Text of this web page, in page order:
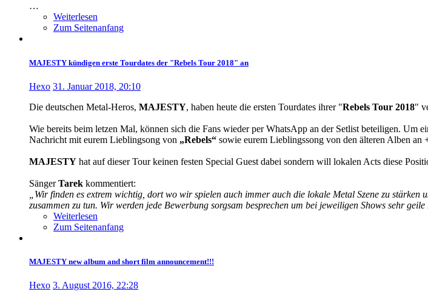
…
Weiterlesen
Zum Seitenanfang
MAJESTY kündigen erste Tourdates der "Rebels Tour 2018" an
Hexo 31. Januar 2018, 20:10
Die deutschen Metal-Heros, MAJESTY, haben heute die ersten Tourdates ihrer "Rebels Tour 2018"
Wie bereits beim letzen Mal, können sich die Fans wieder per WhatsApp an der Setlist beteiligen. Um
Nachricht mit eurem Lieblingsong von „Rebels“ sowie eurem Lieblingssong von den älteren Alben an
MAJESTY hat auf dieser Tour keinen festen Special Guest dabei sondern will lokalen Acts diese
SängerTarek kommentiert:
„Wir finden es extrem wichtig, dort wo wir spielen auch immer auch die lokale Metal Szene zu
zusammen zu tun. Wir werden jede Bewerbung sorgsam besprechen um bei jeweiligen Shows sehr
Weiterlesen
Zum Seitenanfang
MAJESTY new album and short film announcement!!!
Hexo 3. August 2016, 22:28